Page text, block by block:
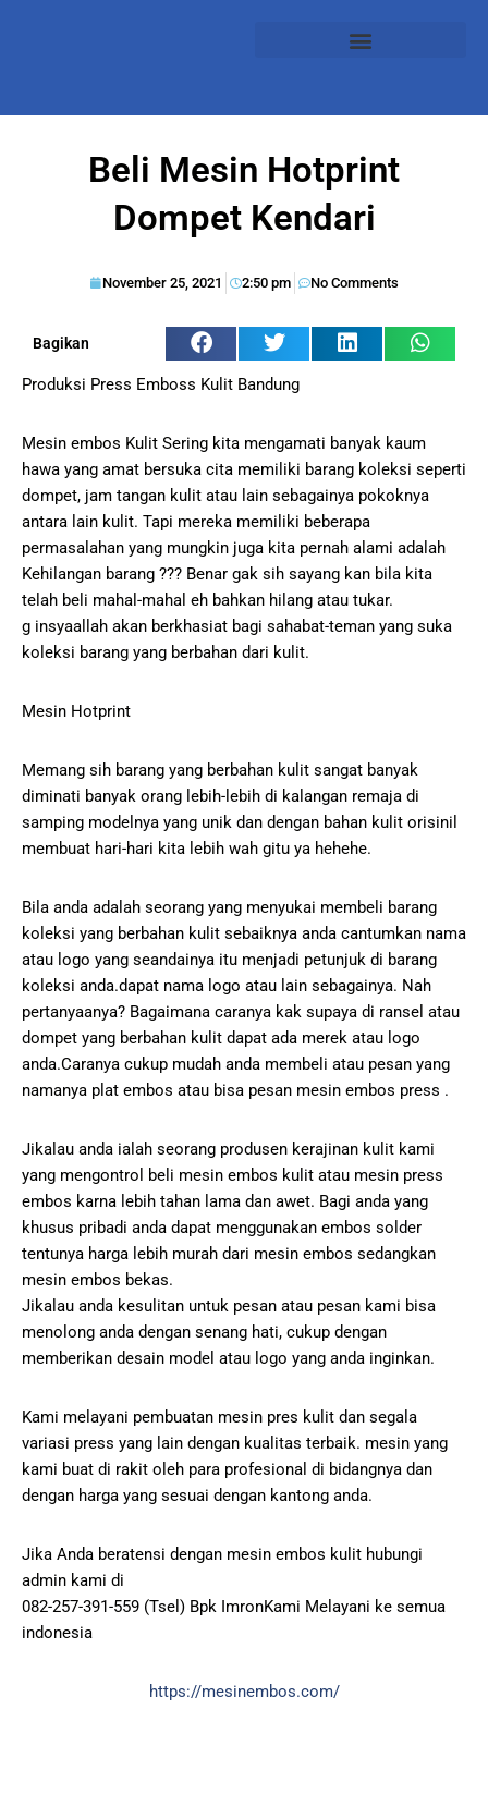
Beli Mesin Hotprint
Dompet Kendari
November 25, 2021 2:50 pm No Comments
Bagikan
Produksi Press Emboss Kulit Bandung
Mesin embos Kulit Sering kita mengamati banyak kaum
hawa yang amat bersuka cita memiliki barang koleksi seperti
dompet, jam tangan kulit atau lain sebagainya pokoknya
antara lain kulit. Tapi mereka memiliki beberapa
permasalahan yang mungkin juga kita pernah alami adalah
Kehilangan barang ??? Benar gak sih sayang kan bila kita
telah beli mahal-mahal eh bahkan hilang atau tukar.
g insyaallah akan berkhasiat bagi sahabat-teman yang suka
koleksi barang yang berbahan dari kulit.
Mesin Hotprint
Memang sih barang yang berbahan kulit sangat banyak
diminati banyak orang lebih-lebih di kalangan remaja di
samping modelnya yang unik dan dengan bahan kulit orisinil
membuat hari-hari kita lebih wah gitu ya hehehe.
Bila anda adalah seorang yang menyukai membeli barang
koleksi yang berbahan kulit sebaiknya anda cantumkan nama
atau logo yang seandainya itu menjadi petunjuk di barang
koleksi anda.dapat nama logo atau lain sebagainya. Nah
pertanyaanya? Bagaimana caranya kak supaya di ransel atau
dompet yang berbahan kulit dapat ada merek atau logo
anda.Caranya cukup mudah anda membeli atau pesan yang
namanya plat embos atau bisa pesan mesin embos press .
Jikalau anda ialah seorang produsen kerajinan kulit kami
yang mengontrol beli mesin embos kulit atau mesin press
embos karna lebih tahan lama dan awet. Bagi anda yang
khusus pribadi anda dapat menggunakan embos solder
tentunya harga lebih murah dari mesin embos sedangkan
mesin embos bekas.
Jikalau anda kesulitan untuk pesan atau pesan kami bisa
menolong anda dengan senang hati, cukup dengan
memberikan desain model atau logo yang anda inginkan.
Kami melayani pembuatan mesin pres kulit dan segala
variasi press yang lain dengan kualitas terbaik. mesin yang
kami buat di rakit oleh para profesional di bidangnya dan
dengan harga yang sesuai dengan kantong anda.
Jika Anda beratensi dengan mesin embos kulit hubungi
admin kami di
082-257-391-559 (Tsel) Bpk ImronKami Melayani ke semua
indonesia
https://mesinembos.com/